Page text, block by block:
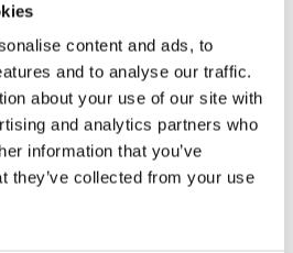
content and ads, to
and to analyse our traffic.
about your use of our site with
and analytics partners who
information that you’ve
they’ve collected from your use
och brukar därför vara ett
kvällen.
kopp Pukka kamomillte och
Eller som Pukka säger: "A
pool of calm".